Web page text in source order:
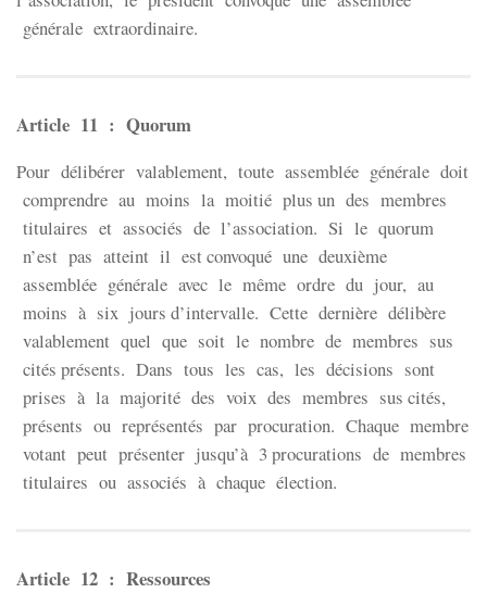
générale extraordinaire.
Article 11 : Quorum
Pour délibérer valablement, toute assemblée générale doit
comprendre au moins la moitié plus un des membres
titulaires et associés de l’association. Si le quorum
n’est pas atteint il est convoqué une deuxième
assemblée générale avec le même ordre du jour, au
moins à six jours d’intervalle. Cette dernière délibère
valablement quel que soit le nombre de membres sus
cités présents. Dans tous les cas, les décisions sont
prises à la majorité des voix des membres sus cités,
présents ou représentés par procuration. Chaque membre
votant peut présenter jusqu’à 3 procurations de membres
titulaires ou associés à chaque élection.
Article 12 : Ressources